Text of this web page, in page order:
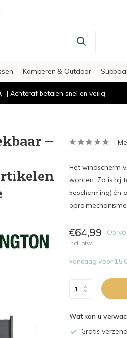
verzending vanaf €20,-
Kamperen & Outdoor
| Achteraf betalen snel en veilig
–
Het windscherm
worden. Zo is hij
bescherming) én
€64,99 Op
Incl. btw
vandaag voor
Wat kan u
Gratis